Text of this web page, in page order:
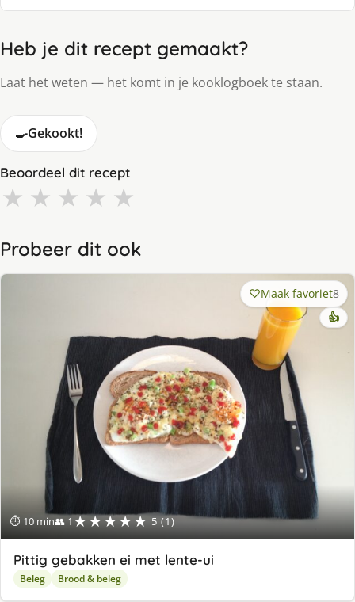
Heb je dit recept gemaakt?
Laat het weten — het komt in je kooklogboek te staan.
🍳Gekookt!
Beoordeel dit recept
★ ★ ★ ★ ★
Probeer dit ook
⏱ 10 min👥 1★★★★★ 5 (1)
Maak favoriet8
👍
Pittig gebakken ei met lente-ui
Beleg Brood & beleg